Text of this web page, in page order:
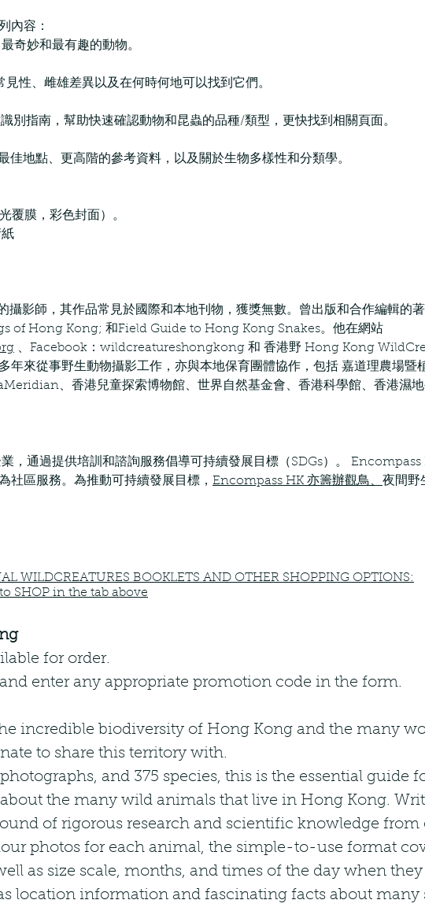
內容：
奇妙和最有趣的動物。
性、雌雄差異以及在何時何地可以找到它們。
別指南，幫助快速確認動物和昆蟲的品種/類型，更快找到相關頁面。
佳地點、更高階的參考資料，以及關於生物多樣性和分類學。
覆膜，彩色封面）。
影師，其作品常見於國際和本地刊物，獲獎無數。曾出版和合作編輯的
of Hong Kong; 和Field Guide to Hong Kong Snakes。他在網站
、Facebook：wildcreatureshongkong 和 香港野 Hong Kong
年來從事野生動物攝影工作，亦與本地保育團體協作，包括 嘉道理農場暨
、香港兒童探索博物館、世界自然基金會、香港科學館、香港濕
，通過提供培訓和諮詢服務倡導可持續發展目標（SDGs）。 Encompass
社區服務。為推動可持續發展目標， Encompass HK 亦籌辦觀鳥、 夜間野
WILDCREATURES BOOKLETS AND OTHER SHOPPING OPTIONS:
SHOP in the tab above
for order.
enter any appropriate promotion code in the form.
incredible biodiversity of Hong Kong and the many
to share this territory with.
and 375 species, this is the essential guide
the many wild animals that live in Hong Kong.
of rigorous research and scientific knowledge from
photos for each animal, the simple-to-use format
as size scale, months, and times of the day when
location information and fascinating facts about many